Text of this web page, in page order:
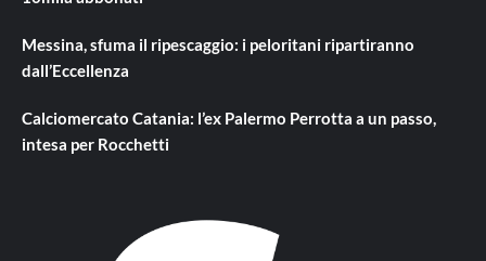
Messina, sfuma il ripescaggio: i peloritani ripartiranno
dall’Eccellenza
Calciomercato Catania: l’ex Palermo Perrotta a un passo,
intesa per Rocchetti